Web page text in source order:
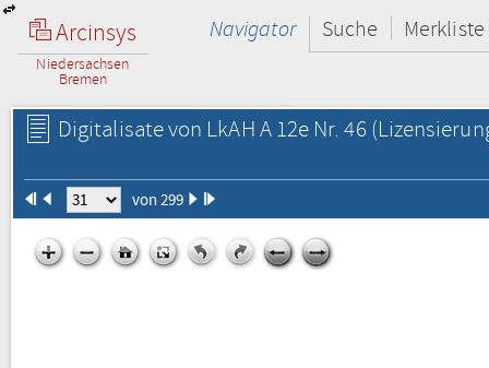
Arcinsys
Niedersachsen
Bremen
Navigator Suche Merkliste
Digitalisate von LkAH A 12e Nr. 46
von 299